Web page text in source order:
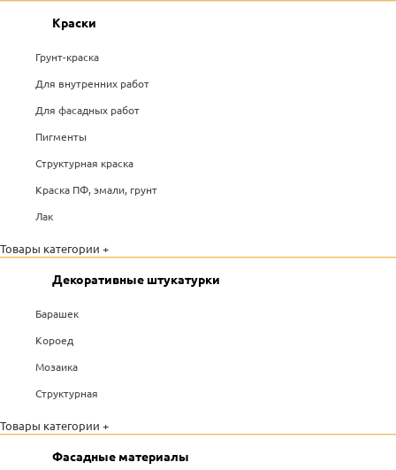
Краски
Грунт-краска
Для внутренних работ
Для фасадных работ
Пигменты
Структурная краска
Краска ПФ, эмали, грунт
Лак
Товары категории +
Декоративные штукатурки
Барашек
Короед
Мозаика
Структурная
Товары категории +
Фасадные материалы